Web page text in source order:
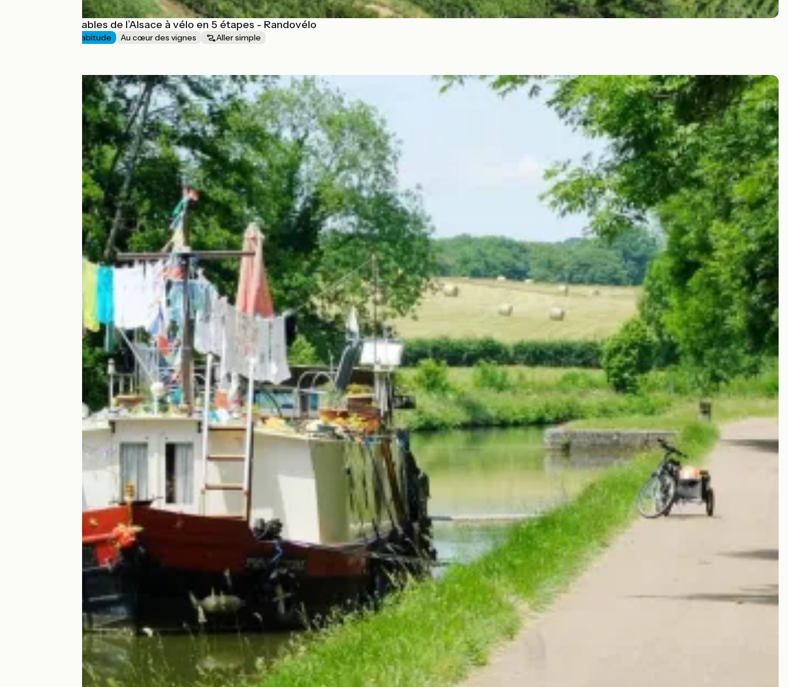
Les incontournables de l’Alsace à vélo en 5 étapes - Randovélo
J'ai l'habitude Au cœur des vignes Aller simple